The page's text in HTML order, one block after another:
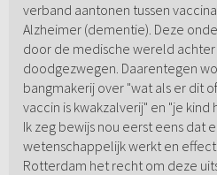
verband aantonen tussen
Alzheimer (dementie). Deze
door de medische wereld
doodgezwegen. Daarentegen
bangmakerij over "wat als er dit
vaccin is kwakzalverij" en "je
Ik zeg bewijs nou eerst eens dat
wetenschappelijk werkt en
Rotterdam het recht om deze